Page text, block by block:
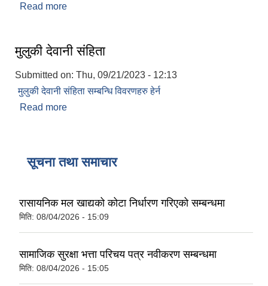
Read more
मुलुकी देवानी संहिता
Submitted on: Thu, 09/21/2023 - 12:13
मुलुकी देवानी संहिता सम्बन्धि विवरणहरु हेर्न
Read more
सूचना तथा समाचार
रासायनिक मल खाद्यको कोटा निर्धारण गरिएको सम्बन्धमा
मिति: 08/04/2026 - 15:09
सामाजिक सुरक्षा भत्ता परिचय पत्र नवीकरण सम्बन्धमा
मिति: 08/04/2026 - 15:05